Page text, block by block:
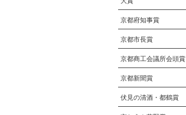
京都府知事賞
京都市長賞
京都商工会議所会頭賞
京都新聞賞
伏見の清酒・都鶴賞